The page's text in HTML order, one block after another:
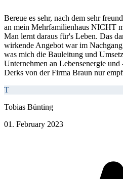
Bereue es sehr, nach dem sehr
an mein Mehrfamilienhaus NICHT
Man lernt daraus für's Leben. Das
wirkende Angebot war im
was mich die Bauleitung und
Unternehmen an Lebensenergie
Derks von der Firma Braun nur
T
Tobias Bünting
01. February 2023